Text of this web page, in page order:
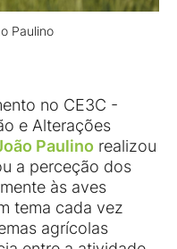
Paulino
no CE3C -
e Alterações
Paulino realizou
a perceção dos
às aves
tema cada vez
agrícolas